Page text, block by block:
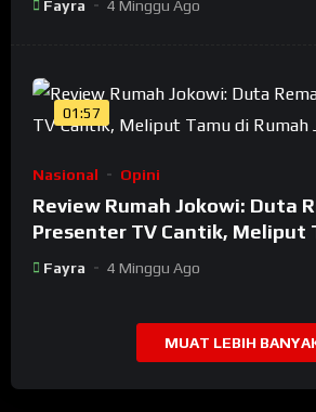
Fayra 4 Minggu Ago
01:57
Nasional Opini
Review Rumah Jokowi: Duta
Presenter TV Cantik, Meliput
Rumah Jokowi
Fayra 4 Minggu Ago
MUAT LEBIH